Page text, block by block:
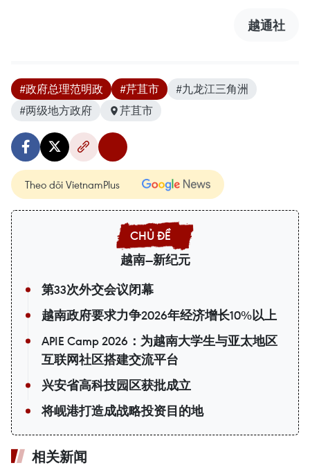
越通社
#政府总理范明政 #芹苴市
#九龙江三角洲
#两级地方政府
芹苴市
Theo dõi VietnamPlus
越南—新纪元
第33次外交会议闭幕
越南政府要求力争2026年经济增长10%以上
APIE Camp 2026：为越南大学生与亚太地区
互联网社区搭建交流平台
兴安省高科技园区获批成立
将岘港打造成战略投资目的地
相关新闻